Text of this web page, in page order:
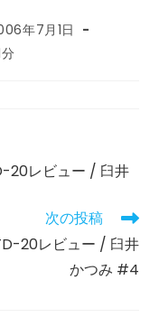
年7月1日
20レビュー / 臼井
次の投稿
20レビュー / 臼井
かつみ #4